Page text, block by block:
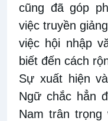
cũng đã góp
việc truyền
việc hội nhập
biết đến cách
Sự xuất hiện
Ngữ chắc hẳn
Nam trân